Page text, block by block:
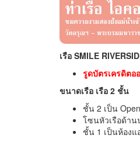
เรือ SMILE
รูดบัตรเครดิตอ
ขนาดเรือ เรือ 2 ชั้น
ชั้น 2 เป็น
โซนหัวเรือด้าน
ชั้น 1 เป็นห้องแ